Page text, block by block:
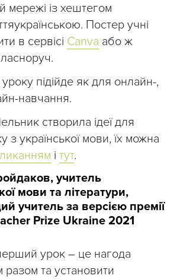
мережі із хештегом
Постер учні
в сервісі Canva або ж
підійде як для онлайн-,
навчання.
створила ідеї для
з української мови, їх можна
і тут.
учитель
мови та літератури,
учитель за версією премії
Prize Ukraine 2021
урок – це нагода
разом та установити